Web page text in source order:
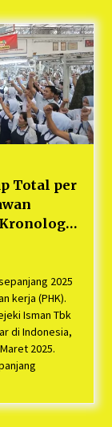
Dikha, Penari
Anak
Tak Dapat
Retret
dari Sampah
: Mudik
Gilang
Atas
Memberikan
Total per
2025
kerja (PHK).
Isman Tbk
di Indonesia,
2025.